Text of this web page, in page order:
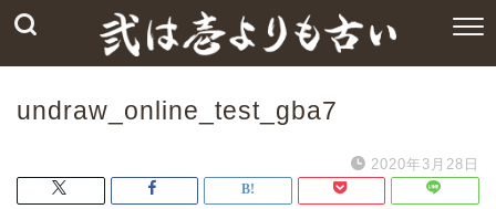
undraw_online_test_gba7
2020年3月28日